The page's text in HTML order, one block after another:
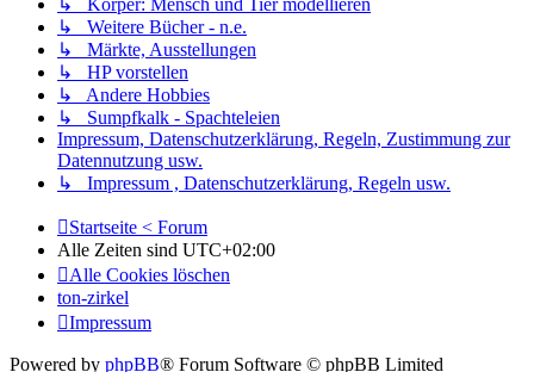
↳ Weitere Bücher - n.e.
↳ Märkte, Ausstellungen
↳ HP vorstellen
↳ Andere Hobbies
↳ Sumpfkalk - Spachteleien
Impressum, Datenschutzerklärung, Regeln, Zustimmung zur
Datennutzung usw.
↳ Impressum , Datenschutzerklärung, Regeln usw.
Startseite < Forum
Alle Zeiten sind UTC+02:00
Alle Cookies löschen
ton-zirkel
Impressum
Powered by phpBB® Forum Software © phpBB Limited